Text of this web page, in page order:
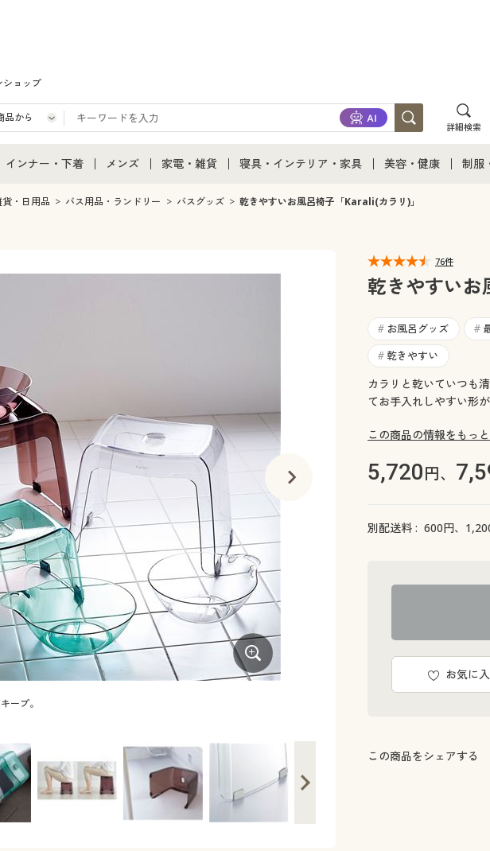
ショップ
詳細検索
すべて
インナー・下着
インナー・下着通販すべて
メンズ下着
メンズ
メンズ通販すべて
メンズ下着
家電・雑貨
家電・雑貨すべて
キッチン・雑貨・日用品
寝具・インテリア・家具
寝具・インテリア・家具通販すべて
寝具・ベッド
カーテン・ラグ・ファブリック
美容・健康
美容・健康通販すべて
制服
ジ
・日用品 バス用品・ランドリー バスグッズ 乾きやすいお風呂椅子「Karali(カラリ)」
ープ。
76件
乾きやすいお
# お風呂グッズ #
# 乾きやすい
カラリと乾いていつも
てお手入れしやすい形が
この商品の情報をもっ
5,720円、
別配送料 : 600円、
お気に
この商品をシェアする